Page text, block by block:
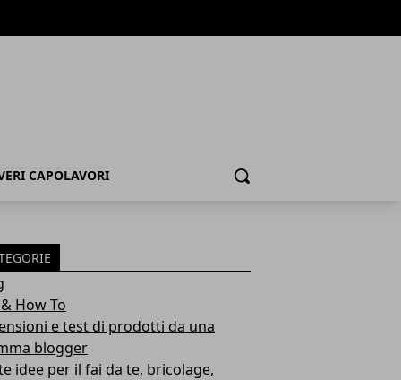
CAPOLAVORI Cerca
How To
e test di prodotti da una
blogger
idee per il fai da te, bricolage,